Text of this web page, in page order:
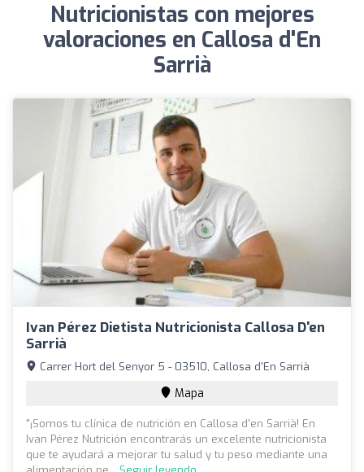
Nutricionistas con mejores
valoraciones en Callosa d'En
Sarrià
Ivan Pérez Dietista Nutricionista Callosa D'en
Sarrià
Carrer Hort del Senyor 5 - 03510, Callosa d'En Sarrià
Mapa
"¡Somos tu clínica de nutrición en Callosa d'en Sarrià! En
Ivan Pérez Nutrición encontrarás un excelente nutricionista
que te ayudará a mejorar tu salud y tu peso mediante una